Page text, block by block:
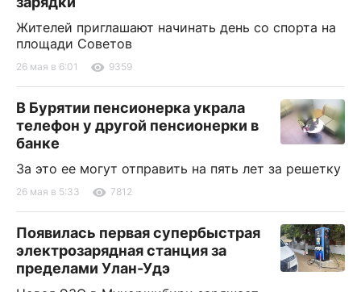
Жителей приглашают начинать день со спорта на
площади Советов
26 мая в 6:01 9359
В Бурятии пенсионерка украла
телефон у другой пенсионерки в
банке
За это ее могут отправить на пять лет за решетку
26 мая в 5:33 7812
Появилась первая супербыстрая
электрозарядная станция за
пределами Улан-Удэ